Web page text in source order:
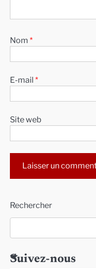
Nom *
E-mail *
Site web
Rechercher
Suivez-nous